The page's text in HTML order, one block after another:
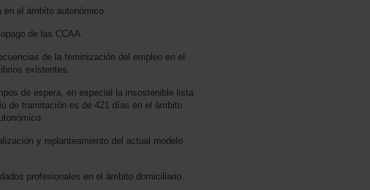
en el ámbito autonómico.
de las CCAA.
de la feminización del empleo en el
existentes.
de espera, en especial la insostenible lista
de tramitación es de 421 días en el ámbito
y replanteamiento del actual modelo
profesionales en el ámbito domiciliario.